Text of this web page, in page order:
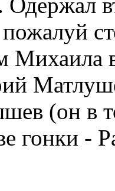
Михаила
(он в
гонки -